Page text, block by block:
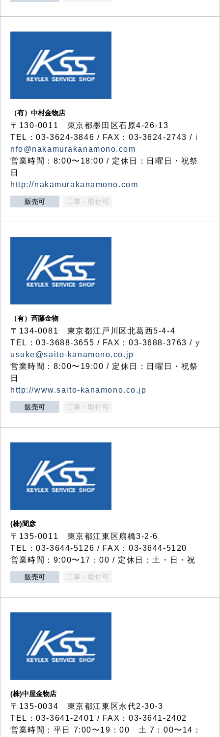
（有）中村金物店
〒130-0011 東京都墨田区石原4-26-13
TEL：03-3624-3846 / FAX：03-3624-2743 / i
nfo@nakamurakanamono.com
営業時間：8:00〜18:00 / 定休日：日曜日・祝祭
日
http://nakamurakanamono.com
販売可 工事・取付可
（有）斉藤金物
〒134-0081 東京都江戸川区北葛西5-4-4
TEL：03-3688-3655 / FAX：03-3688-3763 / y
usuke@saito-kanamono.co.jp
営業時間：8:00〜19:00 / 定休日：日曜日・祝祭
日
http://www.saito-kanamono.co.jp
販売可 工事・取付可
(株)間彦
〒135-0011 東京都江東区扇橋3-2-6
TEL：03-3644-5126 / FAX：03-3644-5120
営業時間：9:00〜17：00 / 定休日：土・日・祝
販売可 工事・取付可
(株)中屋金物店
〒135-0034 東京都江東区永代2-30-3
TEL：03-3641-2401 / FAX：03-3641-2402
営業時間：平日 7:00〜19：00 土 7：00〜14：